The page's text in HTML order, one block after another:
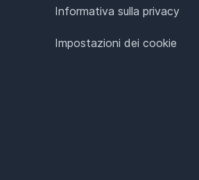
Informativa sulla privacy
Impostazioni dei cookie